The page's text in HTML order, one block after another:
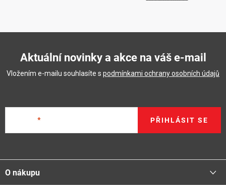
Aktuální novinky a akce na váš e-mail
Vložením e-mailu souhlasíte s podmínkami ochrany osobních údajů
PŘIHLÁSIT SE
á
pO nákupu